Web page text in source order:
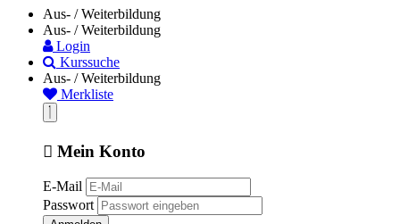
Aus- / Weiterbildung
Aus- / Weiterbildung
Login
Kurssuche
Aus- / Weiterbildung
Merkliste
Mein Konto
E-Mail
Passwort